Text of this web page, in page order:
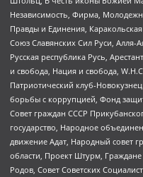
Независимость, Фирма,
Правды и Единения,
Союз Славянских Сил Руси, Алля-
Русская республика Русь,
и свобода, Нация и свобода,
Патриотический клуб-
борьбы с коррупцией, Фонд
Совет граждан СССР
государство, Народное
движение Адат, Народный совет
области, Проект Штурм,
Родов, Совет Советских